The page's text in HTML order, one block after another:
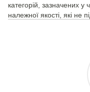
категорій, зазначених у
належної якості, які не